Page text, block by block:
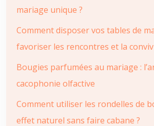
mariage unique ?
Comment disposer vos tables de
favoriser les rencontres et la
Bougies parfumées au mariage :
cacophonie olfactive
Comment utiliser les rondelles de
effet naturel sans faire cabane ?